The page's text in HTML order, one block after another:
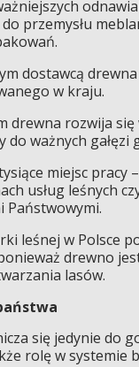
przemysłu
dostawcą
w kraju.
drewna rozwija
ważnych
miejsc pracy
usług leśnych
Państwowymi.
leśnej w Polsce
drewno
lasów.
się jedynie do
rolę w systemie